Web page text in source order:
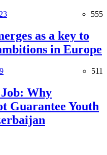
555
as a key to
in Europe
511
Why
Guarantee Youth